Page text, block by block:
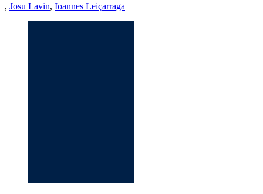
, Josu Lavin, Ioannes Leiçarraga